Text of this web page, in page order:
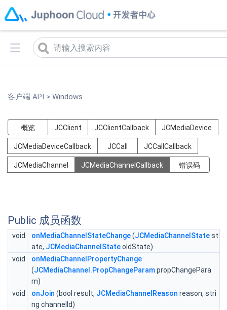
菊风已发布实时音视频2.0升级版（
客户端 API > Windows
概览 JCClient JCClientCallback JCMediaDevice
JCMediaDeviceCallback JCCall JCCallCallback
JCMediaChannel JCMediaChannelCallback 错误码
Public 成员函数
void onMediaChannelStateChange(JCMediaChannelStatest
ate, JCMediaChannelStateoldState)
void
onMediaChannelPropertyChange
(JCMediaChannel.PropChangeParampropChangePara
m)
void
onJoin (bool result, JCMediaChannelReason reason, stri
ng channelId)